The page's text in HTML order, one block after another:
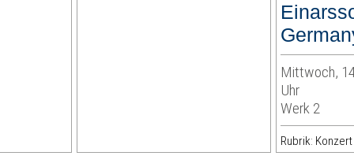
Mittwoch,
Uhr
Werk 2
Rubrik: Konzert